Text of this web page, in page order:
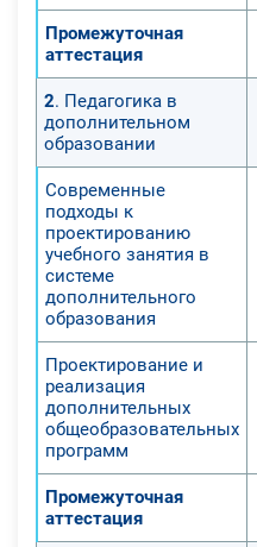
Промежуточная
аттестация
2. Педагогика в
дополнительном
образовании
Современные
подходы к
проектированию
учебного занятия в
системе
дополнительного
образования
Проектирование и
реализация
дополнительных
общеобразовательных
программ
Промежуточная
аттестация